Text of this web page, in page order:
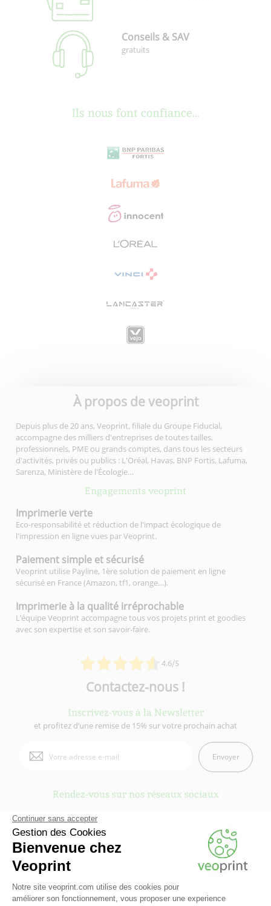
Conseils & SAV
gratuits
Ils nous font confiance...
À propos de veoprint
Depuis plus de 20 ans, Veoprint, filiale du Groupe Fiducial,
accompagne des milliers d'entreprises de toutes tailles,
professionnels, PME ou grands comptes, dans tous les secteurs
d'activités, privés ou publics : L'Oréal, Havas, BNP Fortis, Lafuma,
Sarenza, Ministère de l'Écologie…
Engagements veoprint
4.6/5
Imprimerieverte
Eco-responsabilité et réduction de l'impact écologique de
l'impression en ligne vues par Veoprint.
Paiement simple et sécurisé
Veoprint utilise Payline, 1ère solution de paiement en ligne
sécurisé en France (Amazon, tf1, orange…).
Imprimerie à la qualité irréprochable
L’équipe Veoprint accompagne tous vos projets print et goodies
avec son expertise et son savoir-faire.
Contactez-nous !
Inscrivez-vous à la Newsletter
et profitez d’une remise de 15% sur votre prochain achat
Envoyer
Rendez-vous sur nos réseaux sociaux
Veoprint est une marque duGroupe Fiducial
- © 2006-2026 Veoprint | Tous
Qui sommes-nous ?- Mentions légales-Conditions Générales d'Utilisation
Conditions Générales de vente- Cookies-Contactez Veoprint-